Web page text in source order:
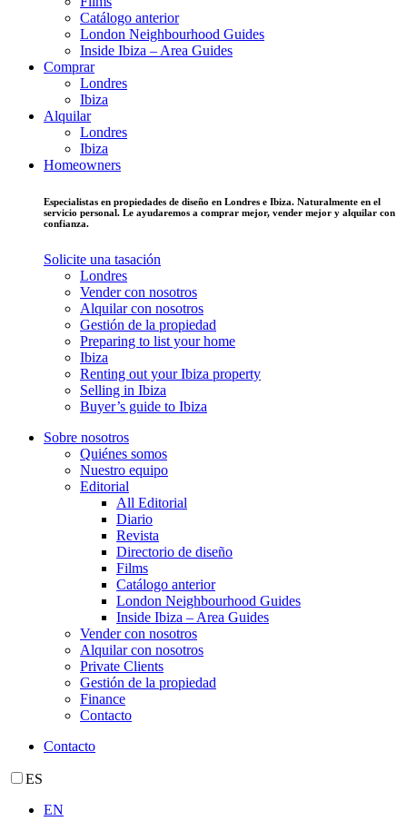
Catálogo anterior
London Neighbourhood Guides
Inside Ibiza – Area Guides
Comprar
Londres
Ibiza
Alquilar
Londres
Ibiza
Homeowners
Especialistas en propiedades de diseño en Londres e Ibiza. Naturalmente en el
servicio personal. Le ayudaremos a comprar mejor, vender mejor y alquilar con
confianza.
Solicite una tasación
Londres
Vender con nosotros
Alquilar con nosotros
Gestión de la propiedad
Preparing to list your home
Ibiza
Renting out your Ibiza property
Selling in Ibiza
Buyer’s guide to Ibiza
Sobre nosotros
Quiénes somos
Nuestro equipo
Editorial
All Editorial
Diario
Revista
Directorio de diseño
Films
Catálogo anterior
London Neighbourhood Guides
Inside Ibiza – Area Guides
Vender con nosotros
Alquilar con nosotros
Private Clients
Gestión de la propiedad
Finance
Contacto
Contacto
ES
EN